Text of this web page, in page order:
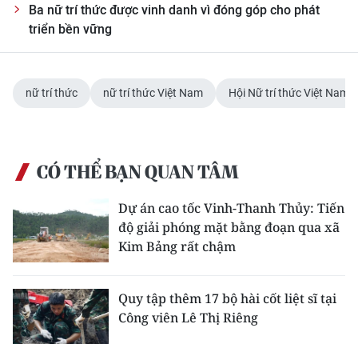
Ba nữ trí thức được vinh danh vì đóng góp cho phát
triển bền vững
nữ trí thức nữ trí thức Việt Nam Hội Nữ trí thức Việt Nam
CÓ THỂ BẠN QUAN TÂM
Dự án cao tốc Vinh-Thanh Thủy: Tiến
độ giải phóng mặt bằng đoạn qua xã
Kim Bảng rất chậm
Quy tập thêm 17 bộ hài cốt liệt sĩ tại
Công viên Lê Thị Riêng